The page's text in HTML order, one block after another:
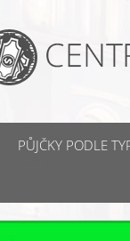
PŮJČKY PODLE